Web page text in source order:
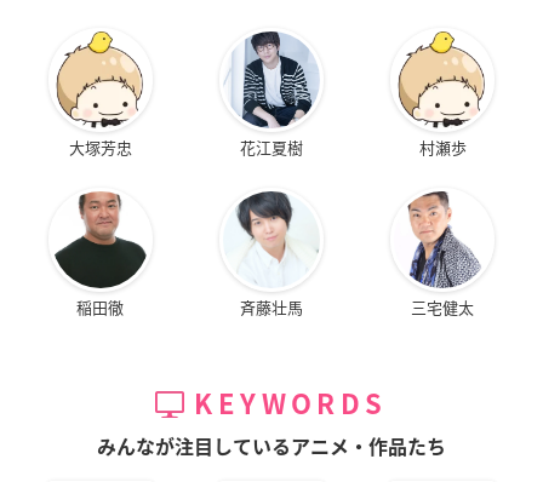
大塚芳忠 花江夏樹 村瀬歩
稲田徹 斉藤壮馬 三宅健太
KEYWORDS
みんなが注目しているアニメ・作品たち